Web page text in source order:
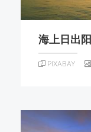
海上日出
PIXABAY